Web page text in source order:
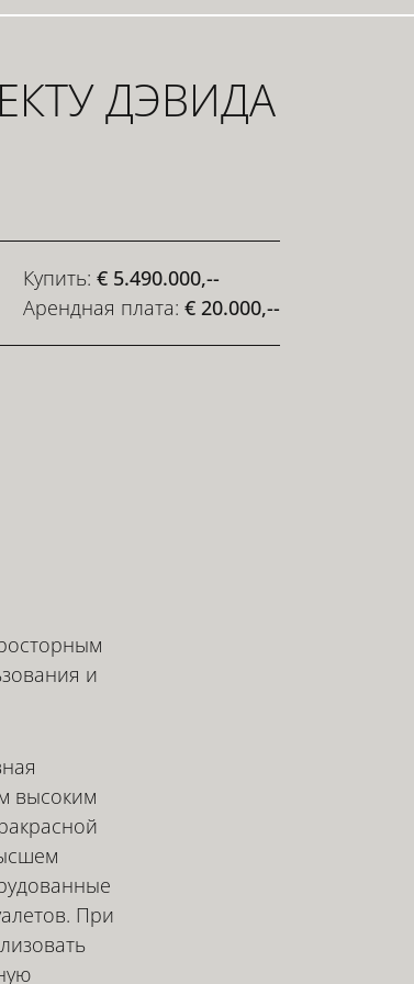
ДЭВИДА
Купить: € 5.490.000,--
Арендная плата: € 20.000,--
и
высоким
При